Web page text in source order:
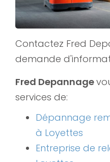
Contactez Fred
demande
Fred Depannage
services de:
Dépannage
à Loyettes
Entreprise de